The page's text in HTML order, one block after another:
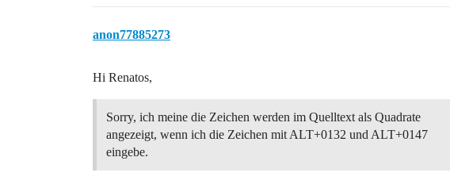
anon77885273
Hi Renatos,
Sorry, ich meine die Zeichen werden im Quelltext als Quadrate
angezeigt, wenn ich die Zeichen mit ALT+0132 und ALT+0147
eingebe.